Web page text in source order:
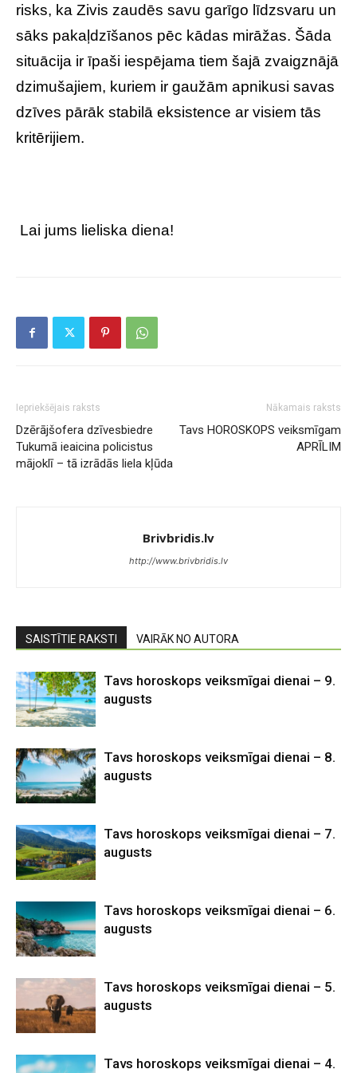
risks, ka Zivis zaudēs savu garīgo līdzsvaru un
sāks pakaļdzīšanos pēc kādas mirāžas. Šāda
situācija ir īpaši iespējama tiem šajā zvaigznājā
dzimušajiem, kuriem ir gaužām apnikusi savas
dzīves pārāk stabilā eksistence ar visiem tās
kritērijiem.
Lai jums lieliska diena!
Iepriekšējais raksts
Dzērājšofera dzīvesbiedre
Tukumā ieaicina policistus
mājoklī – tā izrādās liela kļūda
Nākamais raksts
Tavs HOROSKOPS veiksmīgam
APRĪLIM
Brivbridis.lv
http://www.brivbridis.lv
SAISTĪTIE RAKSTI VAIRĀK NO AUTORA
Tavs horoskops veiksmīgai dienai – 9.
augusts
Tavs horoskops veiksmīgai dienai – 8.
augusts
Tavs horoskops veiksmīgai dienai – 7.
augusts
Tavs horoskops veiksmīgai dienai – 6.
augusts
Tavs horoskops veiksmīgai dienai – 5.
augusts
Tavs horoskops veiksmīgai dienai – 4.